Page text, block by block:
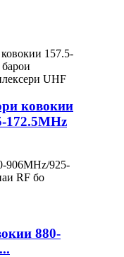
ковокии
172.5MHz
880-